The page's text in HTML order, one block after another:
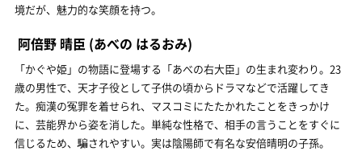
境だが、魅力的な笑顔を持つ。
阿倍野 晴臣 (あべの はるおみ)
「かぐや姫」の物語に登場する「あべの右大臣」の生まれ変わり。23
歳の男性で、天才子役として子供の頃からドラマなどで活躍してき
た。痴漢の冤罪を着せられ、マスコミにたたかれたことをきっかけ
に、芸能界から姿を消した。単純な性格で、相手の言うことをすぐに
信じるため、騙されやすい。実は陰陽師で有名な安倍晴明の子孫。